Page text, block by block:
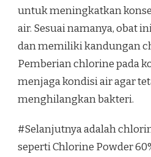
untuk meningkatkan
air. Sesuai namanya, obat
dan memiliki kandungan
Pemberian chlorine pada
menjaga kondisi air agar
menghilangkan bakteri.
#Selanjutnya adalah
seperti Chlorine Powder